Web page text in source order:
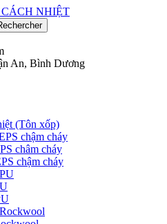
NHIỆT
An, Bình Dương
(Tôn xốp)
chậm cháy
châm cháy
chậm cháy